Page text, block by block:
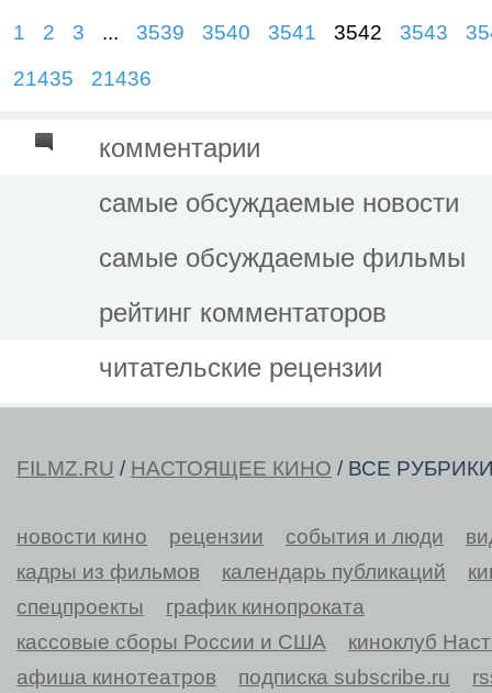
1 2 3 ... 3539 3540 3541 3542 3543
21435
21436
комментарии
самые обсуждаемые новости
самые обсуждаемые фильмы
рейтинг комментаторов
читательские рецензии
FILMZ.RU / НАСТОЯЩЕЕ КИНО / ВСЕ
новости кино рецензии события и люди
кадры из фильмов
календарь публикаций
спецпроекты
график кинопроката
кассовые сборы России и США
киноклуб
афиша кинотеатров
подписка subscribe.ru